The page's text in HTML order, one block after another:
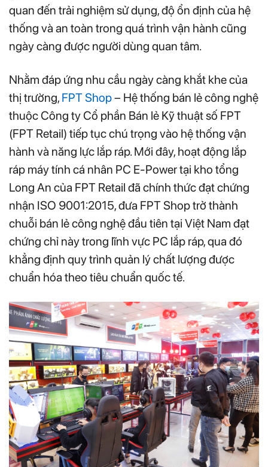
quan đến trải nghiệm sử dụng, độ ổn định của hệ
thống và an toàn trong quá trình vận hành cũng
ngày càng được người dùng quan tâm.
Nhằm đáp ứng nhu cầu ngày càng khắt khe của
thị trường, FPT Shop– Hệ thống bán lẻ công nghệ
thuộc Công ty Cổ phần Bán lẻ Kỹ thuật số FPT
(FPT Retail) tiếp tục chú trọng vào hệ thống vận
hành và năng lực lắp ráp. Mới đây, hoạt động lắp
ráp máy tính cá nhân PC E-Power tại kho tổng
Long An của FPT Retail đã chính thức đạt chứng
nhận ISO 9001:2015, đưa FPT Shop trở thành
chuỗi bán lẻ công nghệ đầu tiên tại Việt Nam đạt
chứng chỉ này trong lĩnh vực PC lắp ráp, qua đó
khẳng định quy trình quản lý chất lượng được
chuẩn hóa theo tiêu chuẩn quốc tế.